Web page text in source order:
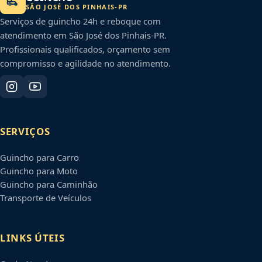
SÃO JOSÉ DOS PINHAIS- PR
Serviços de guincho 24h e reboque com
atendimento em São José dos Pinhais-PR.
Profissionais qualificados, orçamento sem
compromisso e agilidade no atendimento.
SERVIÇOS
Guincho para Carro
Guincho para Moto
Guincho para Caminhão
Transporte de Veículos
LINKS ÚTEIS